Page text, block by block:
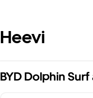
Heevi
BYD Dolphin